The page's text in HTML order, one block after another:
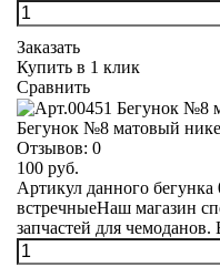
Заказать
Купить в 1 клик
Сравнить
Бегунок №8 матовый
Отзывов: 0
100 руб.
Артикул данного
встречныеНаш магазин
запчастей для